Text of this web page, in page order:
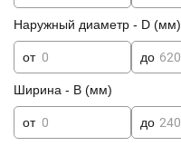
Наружный диаметр - D (мм)
от до
Ширина - B (мм)
от до